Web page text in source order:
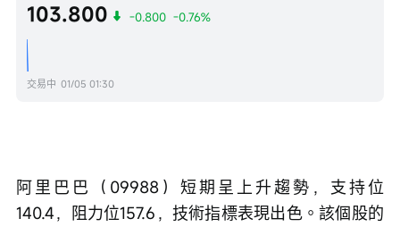
103.800 -0.800 -0.76%
交易中 01/05 01:30
阿里巴巴（09988）短期呈上升趨勢，支持位
140.4，阻力位157.6，技術指標表現出色。該個股的